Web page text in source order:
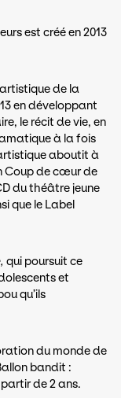
est créé en 2013
de la
en développant
le récit de vie, en
à la fois
aboutit à
Coup de cœur de
du théâtre jeune
que le Label
qui poursuit ce
et
qu’ils
du monde de
bandit :
de 2 ans.